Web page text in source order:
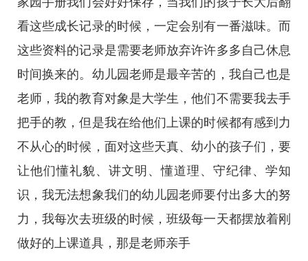
看这些成长记录的时候，一定会别有一番滋味。而
这些资料的记录是需要老师放弃许许多多自己休息
时间换来的。幼儿园老师是最辛苦的，我自己也是
老师，我的教育对象是大学生，他们不需要我去手
把手的教，但是我在给他们上课的时候都有感到力
不从心的时候，面对这些天真、幼小的孩子们，要
让他们懂礼貌、讲文明、懂道理、守纪律、学知
识，我无法想象我们的幼儿园老师要付出多大的努
力，我每次去班级的时候，班级每一天都摆放着刚
做好的上课道具，那是老师亲手